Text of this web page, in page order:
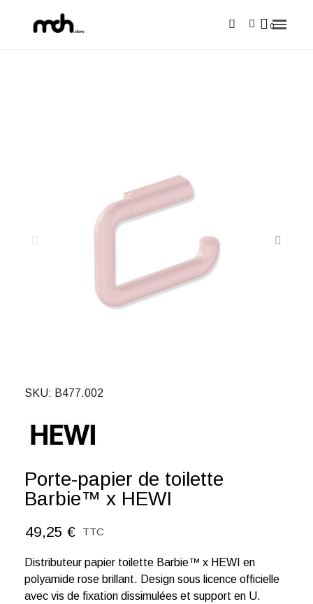
SKU B477.002
Porte-papier de toilette
Barbie™ x HEWI
49,25 € TTC
Distributeur papier toilette Barbie™ x HEWI en
polyamide rose brillant. Design sous licence officielle
avec vis de fixation dissimulées et support en U.